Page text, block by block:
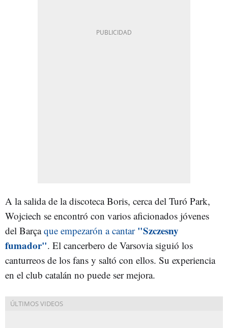
A la salida de la discoteca Boris, cerca del Turó Park,
Wojciech se encontró con varios aficionados jóvenes
del Barçaque empezarón a cantar "Szczesny
fumador". El cancerbero de Varsovia siguió los
canturreos de los fans y saltó con ellos. Su experiencia
en el club catalán no puede ser mejora.